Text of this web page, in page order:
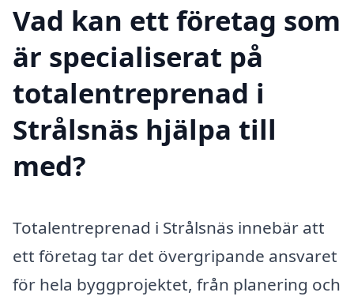
Vad kan ett företag som
är specialiserat på
totalentreprenad i
Strålsnäs hjälpa till
med?
Totalentreprenad i Strålsnäs innebär att
ett företag tar det övergripande ansvaret
för hela byggprojektet, från planering och